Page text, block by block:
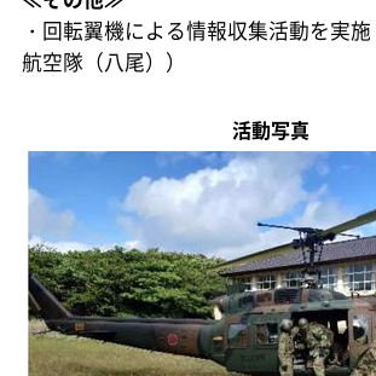
・回転翼機による情報収集活動を実
航空隊（八尾））
活動写真